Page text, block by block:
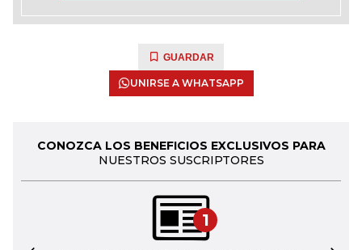
GUARDAR
UNIRSE A WHATSAPP
CONOZCA LOS BENEFICIOS EXCLUSIVOS PARA
NUESTROS SUSCRIPTORES
1